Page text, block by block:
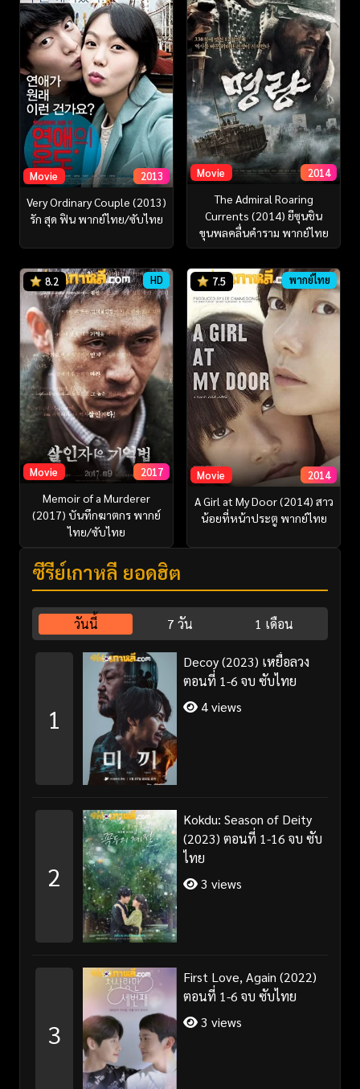
Movie 2013
Very Ordinary Couple (2013)
รัก สุด ฟิน พากย์ไทย/ซับไทย
Movie 2014
The Admiral Roaring
Currents (2014) ยีซุนชิน
ขุนพลคลื่นคำราม พากย์ไทย
8.2 HD
Movie 2017
Memoir of a Murderer
(2017) บันทึกฆาตกร พากย์
ไทย/ซับไทย
7.5 พากย์ไทย
Movie 2014
A Girl at My Door (2014) สาว
น้อยที่หน้าประตู พากย์ไทย
ซีรี่ย์เกาหลี ยอดฮิต
วันนี้ 7 วัน 1 เดือน
1
Decoy (2023) เหยื่อลวง
ตอนที่ 1-6 จบ ซับไทย
4 views
2
Kokdu: Season of Deity
(2023) ตอนที่ 1-16 จบ ซับ
ไทย
3 views
3
First Love, Again (2022)
ตอนที่ 1-6 จบ ซับไทย
3 views